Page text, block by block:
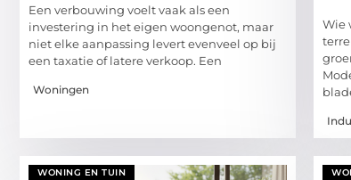
Een verbouwing voelt vaak als een
investering in het eigen woongenot, maar
niet elke aanpassing levert evenveel op bij
een taxatie of latere verkoop. Een
Woningen
Wie
WONING EN TUIN